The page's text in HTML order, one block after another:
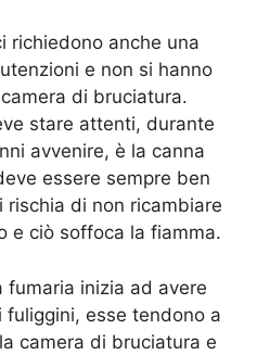
richiedono anche una
e non si hanno
di bruciatura.
stare attenti, durante
avvenire, è la canna
essere sempre ben
di non ricambiare
e ciò soffoca la fiamma.
fumaria inizia ad avere
esse tendono a
camera di bruciatura e